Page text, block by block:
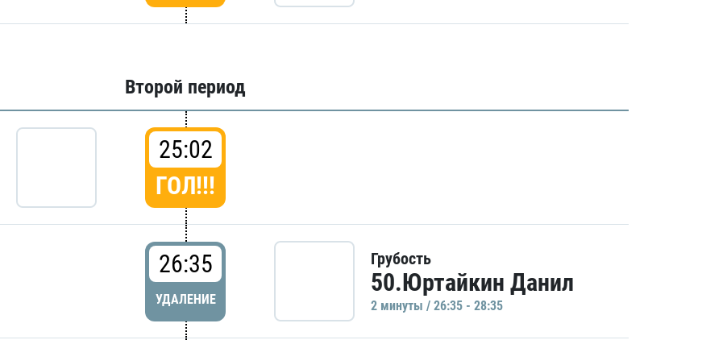
Второй период
25:02
ГОЛ!!!
26:35
УДАЛЕНИЕ
Грубость
50.Юртайкин Данил
2 минуты / 26:35 - 28:35